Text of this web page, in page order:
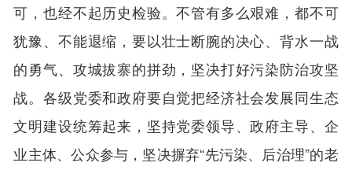
可，也经不起历史检验。不管有多么艰难，都不可
犹豫、不能退缩，要以壮士断腕的决心、背水一战
的勇气、攻城拔寨的拼劲，坚决打好污染防治攻坚
战。各级党委和政府要自觉把经济社会发展同生态
文明建设统筹起来，坚持党委领导、政府主导、企
业主体、公众参与，坚决摒弃“先污染、后治理”的老